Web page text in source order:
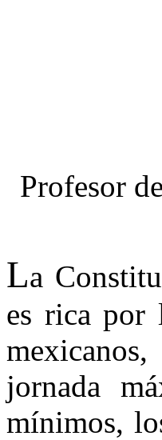
Profesor
La
es rica por
jornada
mínimos,